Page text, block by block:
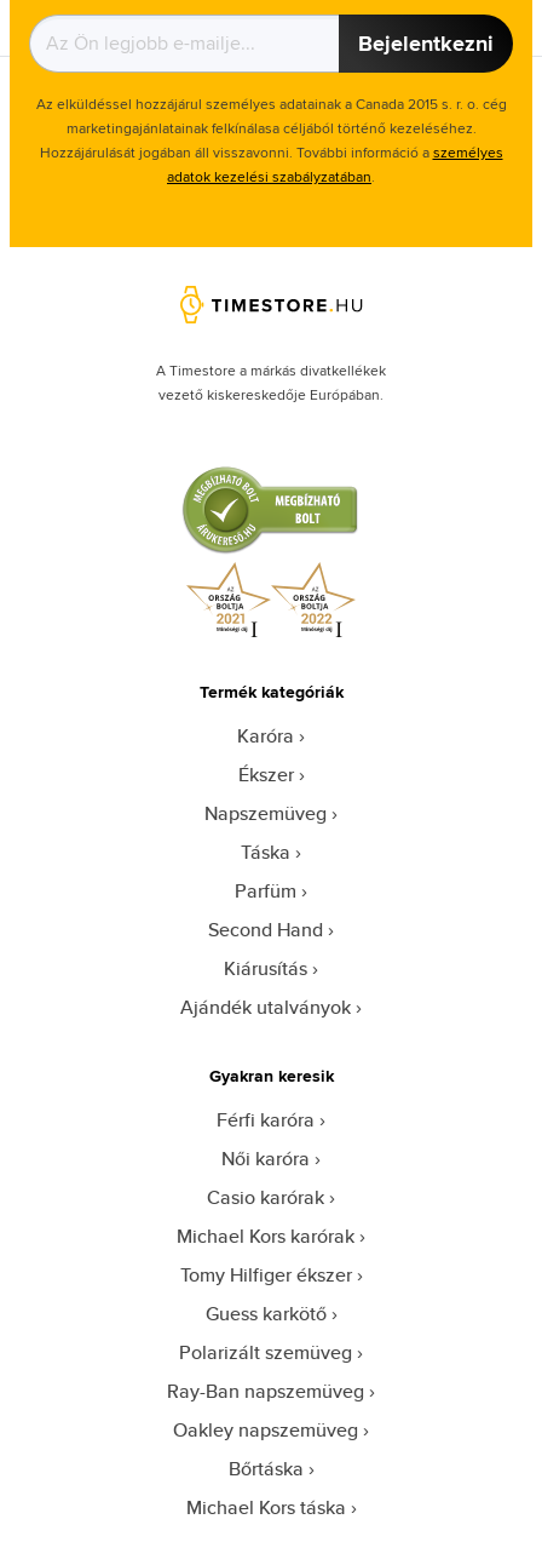
Bejelentkezni
Az elküldéssel hozzájárul személyes adatainak a Canada 2015 s. r. o. cég
marketingajánlatainak felkínálasa céljából történő kezeléséhez.
Hozzájárulását jogában áll visszavonni. További információ aszemélyes
adatok kezelési szabályzatában.
A Timestore a márkás divatkellékek
vezető kiskereskedője Európában.
Termék kategóriák
Karóra
Ékszer
Napszemüveg
Táska
Parfüm
Second Hand
Kiárusítás
Ajándék utalványok
Gyakran keresik
Férfi karóra
Női karóra
Casio karórak
Michael Kors karórak
Tomy Hilfiger ékszer
Guess karkötő
Polarizált szemüveg
Ray-Ban napszemüveg
Oakley napszemüveg
Bőrtáska
Michael Kors táska